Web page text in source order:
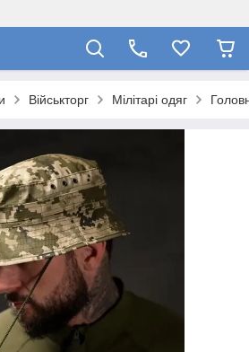
Військторг Мілітарі одяг